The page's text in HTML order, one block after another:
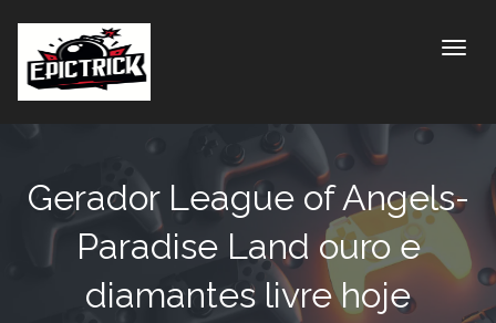
Gerador League of Angels-
Paradise Land ouro e
diamantes livre hoje